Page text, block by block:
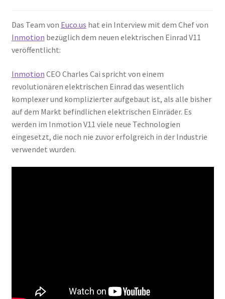
Das Team von Euco.us hat ein Interview mit dem Chef von
Inmotion bezüglich dem neuen elektrischen Einrad V11
veröffentlicht:
Inmotion CEO Charles Cai spricht von einem
revolutionären elektrischen Einrad das wesentlich
komplexer und komplizierter aufgebaut ist, als alle bisher
auf dem Markt befindlichen elektrischen Einräder. Es
werden im Inmotion V11 viele neue Technologien
eingesetzt, die noch nie zuvor erfolgreich in der Industrie
verwendet wurden.